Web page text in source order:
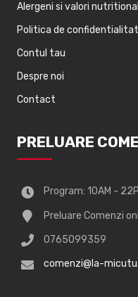
Alergeni si valori
Politica de
Contul tau
Despre noi
Contact
PRELUARE
Program: 10AM -
Preluare Comenzi
0765099359
comenzi@la-